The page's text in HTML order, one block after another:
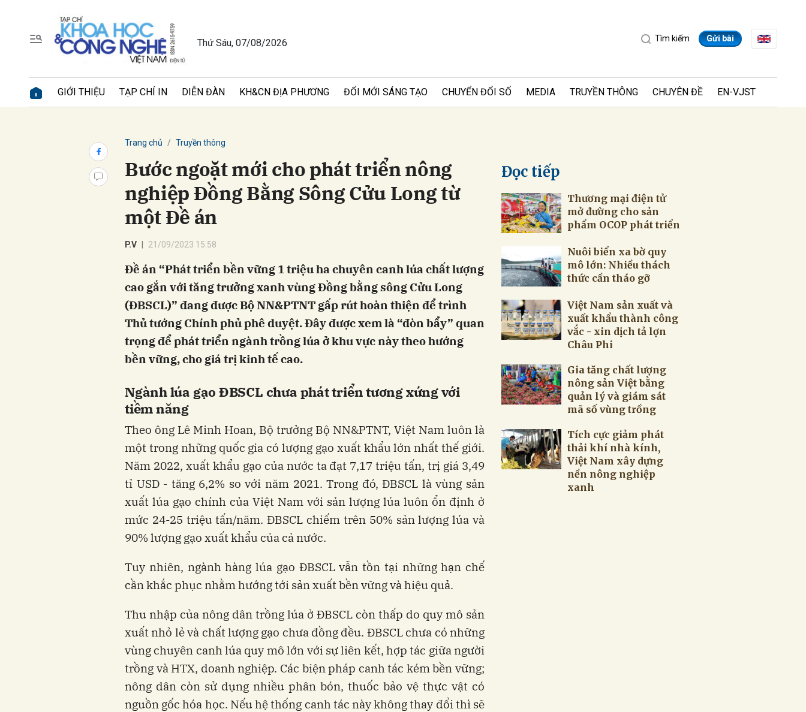
Thứ Sáu, 07/08/2026 Tìm kiếm Gửi bài
GIỚI THIỆU TẠP CHÍ IN DIỄN ĐÀN KH&CN ĐỊA PHƯƠNG ĐỔI MỚI SÁNG TẠO CHUYỂN ĐỔI SỐ MEDIA TRUYỀN THÔNG CHUYÊN ĐỀ EN-VJST
Trang chủ Truyền thông
Bước ngoặt mới cho phát triển nông
nghiệp Đồng Bằng Sông Cửu Long từ
một Đề án
P.V 21/09/2023 15:58
Đề án “Phát triển bền vững 1 triệu ha chuyên canh lúa chất lượng
cao gắn với tăng trưởng xanh vùng Đồng bằng sông Cửu Long
(ĐBSCL)” đang được Bộ NN&PTNT gấp rút hoàn thiện để trình
Thủ tướng Chính phủ phê duyệt. Đây được xem là “đòn bẩy” quan
trọng để phát triển ngành trồng lúa ở khu vực này theo hướng
bền vững, cho giá trị kinh tế cao.
Ngành lúa gạo ĐBSCL chưa phát triển tương xứng với
tiềm năng
Theo ông Lê Minh Hoan, Bộ trưởng Bộ NN&PTNT, Việt Nam luôn là
một trong những quốc gia có lượng gạo xuất khẩu lớn nhất thế giới.
Năm 2022, xuất khẩu gạo của nước ta đạt 7,17 triệu tấn, trị giá 3,49
tỉ USD - tăng 6,2% so với năm 2021. Trong đó, ĐBSCL là vùng sản
xuất lúa gạo chính của Việt Nam với sản lượng lúa luôn ổn định ở
mức 24-25 triệu tấn/năm. ĐBSCL chiếm trên 50% sản lượng lúa và
90% lượng gạo xuất khẩu của cả nước.
Tuy nhiên, ngành hàng lúa gạo ĐBSCL vẫn tồn tại những hạn chế
cần khắc phục nhằm hướng tới sản xuất bền vững và hiệu quả.
Thu nhập của nông dân trồng lúa ở ĐBSCL còn thấp do quy mô sản
xuất nhỏ lẻ và chất lượng gạo chưa đồng đều. ĐBSCL chưa có những
vùng chuyên canh lúa quy mô lớn với sự liên kết, hợp tác giữa người
trồng và HTX, doanh nghiệp. Các biện pháp canh tác kém bền vững;
nông dân còn sử dụng nhiều phân bón, thuốc bảo vệ thực vật có
nguồn gốc hóa học. Nếu hệ thống canh tác này không thay đổi thì sẽ
Đọc tiếp
Thương mại điện tử
mở đường cho sản
phẩm OCOP phát triển
Nuôi biển xa bờ quy
mô lớn: Nhiều thách
thức cần tháo gỡ
Việt Nam sản xuất và
xuất khẩu thành công
vắc - xin dịch tả lợn
Châu Phi
Gia tăng chất lượng
nông sản Việt bằng
quản lý và giám sát
mã số vùng trồng
Tích cực giảm phát
thải khí nhà kính,
Việt Nam xây dựng
nền nông nghiệp
xanh
Gửi